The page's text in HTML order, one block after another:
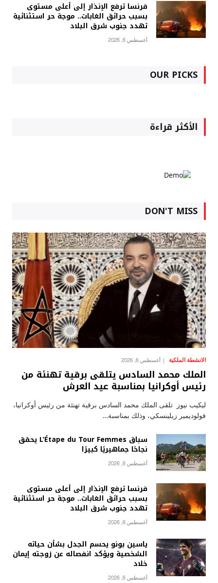
فرنسا ترفع الإنذار إلى أعلى مستوى
بسبب حرائق الغابات.. موجة حر استثنائية
تهدد جنوب شرق البلاد
أغسطس 6, 2026
OUR PICKS
الأكثر قراءة
DON'T MISS
الانشطة الملكية أغسطس 6, 2026
الملك محمد السادس يتلقى برقية تهنئة من
رئيس أوكرانيا بمناسبة عيد العرش
ليكيب نيوز تلقى الملك محمد السادس برقية تهنئة من رئيس أوكرانيا،
فولوديمير زيلينسكي، وذلك بمناسبة…
سباق L’Étape du Tour Femmes يحقق
نجاحًا جماهيريًا كبيرًا
أغسطس 6, 2026
فرنسا ترفع الإنذار إلى أعلى مستوى
بسبب حرائق الغابات.. موجة حر استثنائية
تهدد جنوب شرق البلاد
أغسطس 6, 2026
ياسين بونو يحسم الجدل بشأن حياته
الشخصية ويؤكد انفصاله عن زوجته إيمان
خلاد
أغسطس 6, 2026